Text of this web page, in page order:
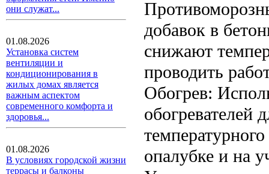
они служат...
01.08.2026
Установка систем
вентиляции и
кондиционирования в
жилых домах является
важным аспектом
современного комфорта и
здоровья...
01.08.2026
В условиях городской жизни
террасы и балконы
добавок в
снижают
проводить
Обогрев:
обогревателей
опалубке и на